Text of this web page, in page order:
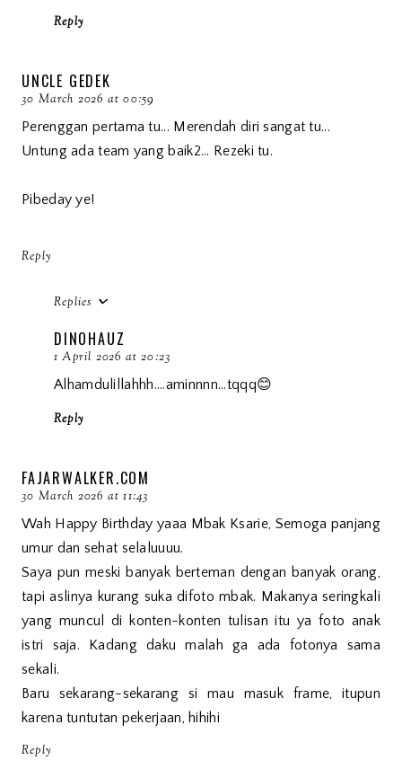
Reply
UNCLE GEDEK
30 March 2026 at 00:59
Perenggan pertama tu... Merendah diri sangat tu...
Untung ada team yang baik2... Rezeki tu.
Pibeday ye!
Reply
Replies
DINOHAUZ
1 April 2026 at 20:23
Alhamdulillahhh....aminnnn...tqqq😊
Reply
FAJARWALKER.COM
30 March 2026 at 11:43
Wah Happy Birthday yaaa Mbak Ksarie, Semoga panjang
umur dan sehat selaluuuu.
Saya pun meski banyak berteman dengan banyak orang,
tapi aslinya kurang suka difoto mbak. Makanya seringkali
yang muncul di konten-konten tulisan itu ya foto anak
istri saja. Kadang daku malah ga ada fotonya sama
sekali.
Baru sekarang-sekarang si mau masuk frame, itupun
karena tuntutan pekerjaan, hihihi
Reply